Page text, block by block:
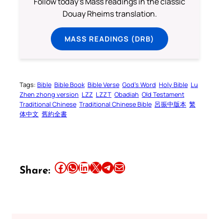
Douay Rheims translation.
MASS READINGS (DRB)
Tags: Bible Bible Book Bible Verse God’s Word Holy Bible Lu
Zhen zhong version LZZ LZZT Obadiah Old Testament
Traditional Chinese Traditional Chinese Bible 呂振中版本 繁
体中文 舊約全書
Share: Share this article on Facebook Share this article on WhatsApp Share this article on LinkedIn Share this article on X Share this article on TelegramEmail this Article